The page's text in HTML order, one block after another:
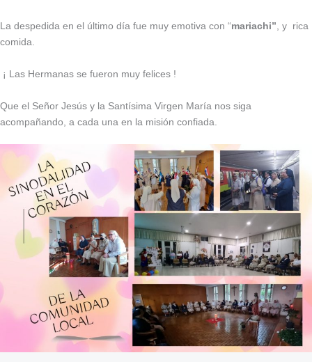
La despedida en el último día fue muy emotiva con “mariachi”, y rica
comida.
¡ Las Hermanas se fueron muy felices !
Que el Señor Jesús y la Santísima Virgen María nos siga
acompañando, a cada una en la misión confiada.